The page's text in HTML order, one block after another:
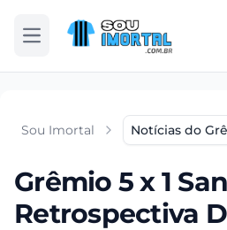
Abrir menu
Sou Imortal Notícias do
Grêmio 5 x 1
Retrospectiva